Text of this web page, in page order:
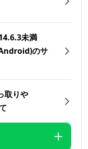
未満
のサ
取りや